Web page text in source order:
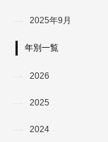
2025年9月
年別一覧
2026
2025
2024